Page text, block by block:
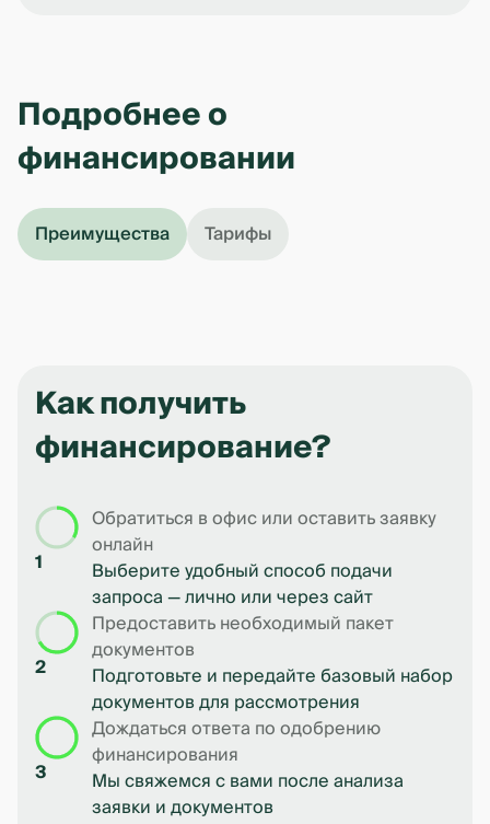
Подробнее о
финансировании
Преимущества Тарифы
Как получить
финансирование?
1
Обратиться в офис или оставить заявку
онлайн
Выберите удобный способ подачи
запроса — лично или через сайт
2
Предоставить необходимый пакет
документов
Подготовьте и передайте базовый набор
документов для рассмотрения
3
Дождаться ответа по одобрению
финансирования
Мы свяжемся с вами после анализа
заявки и документов